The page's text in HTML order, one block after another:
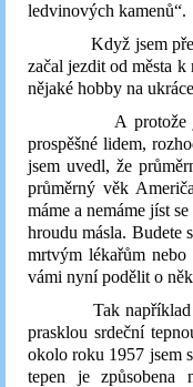
ledvinových kamenů“.
Když jsem před
začal jezdit od města
nějaké hobby na
A protože jsem
prospěšné lidem,
jsem uvedl, že
průměrný věk
máme a nemáme jíst
hroudu másla. Budete
mrtvým lékařům
vámi nyní podělit o
Tak například Dr.
prasklou srdeční
okolo roku 1957 jsem
tepen je způsobena